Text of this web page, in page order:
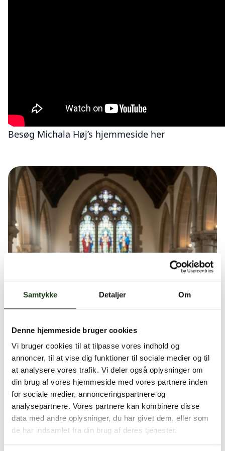
Samtykke Detaljer Om
Denne hjemmeside bruger cookies
Vi bruger cookies til at tilpasse vores indhold og
annoncer, til at vise dig funktioner til sociale medier og til
at analysere vores trafik. Vi deler også oplysninger om
din brug af vores hjemmeside med vores partnere inden
for sociale medier, annonceringspartnere og
analysepartnere. Vores partnere kan kombinere disse
data med andre oplysninger, du har givet dem, eller som
de har indsamlet fra din brug af deres tjenester.
Besøg Michala Høj’s hjemmeside her